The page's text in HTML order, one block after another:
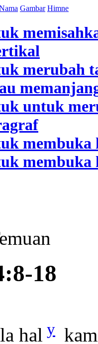
Gambar Himne
18
hal y